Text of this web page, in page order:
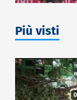
Più visti